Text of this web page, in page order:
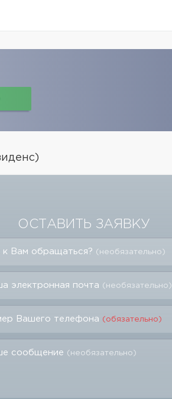
ОСТАВИТЬ ЗАЯВКУ
к Вам обращаться? (необязательно)
электронная почта (необязательно)
Вашего телефона (обязательно)
сообщение (необязательно)